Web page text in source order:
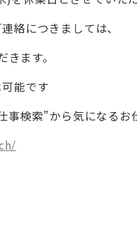
絡につきましては、
ます。
能です
事検索”から気になる